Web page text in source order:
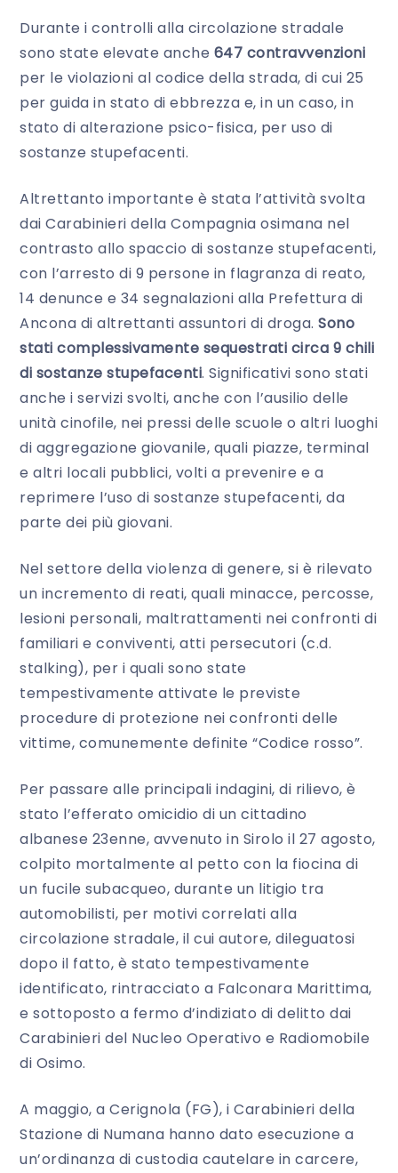
Durante i controlli alla circolazione stradale
sono state elevate anche 647 contravvenzioni
per le violazioni al codice della strada, di cui 25
per guida in stato di ebbrezza e, in un caso, in
stato di alterazione psico-fisica, per uso di
sostanze stupefacenti.
Altrettanto importante è stata l’attività svolta
dai Carabinieri della Compagnia osimana nel
contrasto allo spaccio di sostanze stupefacenti,
con l’arresto di 9 persone in flagranza di reato,
14 denunce e 34 segnalazioni alla Prefettura di
Ancona di altrettanti assuntori di droga. Sono
stati complessivamente sequestrati circa 9 chili
di sostanze stupefacenti. Significativi sono stati
anche i servizi svolti, anche con l’ausilio delle
unità cinofile, nei pressi delle scuole o altri luoghi
di aggregazione giovanile, quali piazze, terminal
e altri locali pubblici, volti a prevenire e a
reprimere l’uso di sostanze stupefacenti, da
parte dei più giovani.
Nel settore della violenza di genere, si è rilevato
un incremento di reati, quali minacce, percosse,
lesioni personali, maltrattamenti nei confronti di
familiari e conviventi, atti persecutori (c.d.
stalking), per i quali sono state
tempestivamente attivate le previste
procedure di protezione nei confronti delle
vittime, comunemente definite “Codice rosso”.
Per passare alle principali indagini, di rilievo, è
stato l’efferato omicidio di un cittadino
albanese 23enne, avvenuto in Sirolo il 27 agosto,
colpito mortalmente al petto con la fiocina di
un fucile subacqueo, durante un litigio tra
automobilisti, per motivi correlati alla
circolazione stradale, il cui autore, dileguatosi
dopo il fatto, è stato tempestivamente
identificato, rintracciato a Falconara Marittima,
e sottoposto a fermo d’indiziato di delitto dai
Carabinieri del Nucleo Operativo e Radiomobile
di Osimo.
A maggio, a Cerignola (FG), i Carabinieri della
Stazione di Numana hanno dato esecuzione a
un’ordinanza di custodia cautelare in carcere,